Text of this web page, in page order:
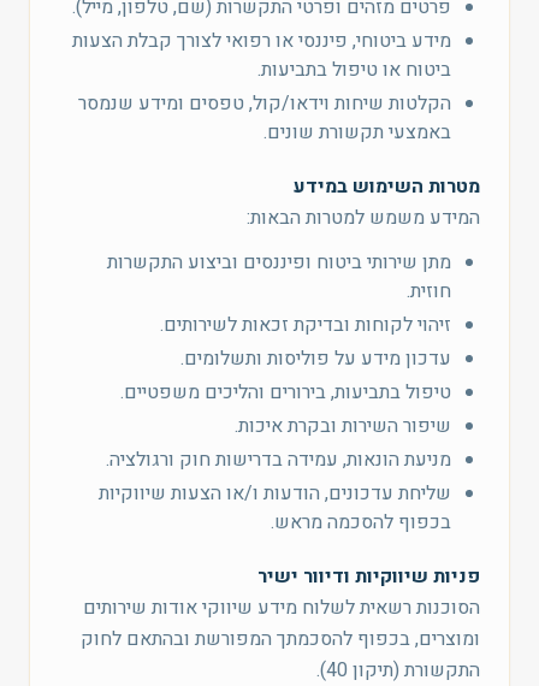
פרטים מזהים ופרטי התקשרות (שם, טלפון, מייל).
מידע ביטוחי, פיננסי או רפואי לצורך קבלת הצעות
ביטוח או טיפול בתביעות.
הקלטות שיחות וידאו/קול, טפסים ומידע שנמסר
באמצעי תקשורת שונים.
מטרות השימוש במידע
המידע משמש למטרות הבאות:
מתן שירותי ביטוח ופיננסים וביצוע התקשרות
חוזית.
זיהוי לקוחות ובדיקת זכאות לשירותים.
עדכון מידע על פוליסות ותשלומים.
טיפול בתביעות, בירורים והליכים משפטיים.
שיפור השירות ובקרת איכות.
מניעת הונאות, עמידה בדרישות חוק ורגולציה.
שליחת עדכונים, הודעות ו/או הצעות שיווקיות
בכפוף להסכמה מראש.
פניות שיווקיות ודיוור ישיר
הסוכנות רשאית לשלוח מידע שיווקי אודות שירותים
ומוצרים, בכפוף להסכמתך המפורשת ובהתאם לחוק
התקשורת (תיקון 40).